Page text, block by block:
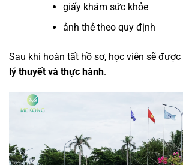
giấy khám sức khỏe
ảnh thẻ theo quy định
Sau khi hoàn tất hồ sơ, học viên sẽ được
lý thuyết và thực hành.